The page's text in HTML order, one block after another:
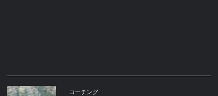
コーチング